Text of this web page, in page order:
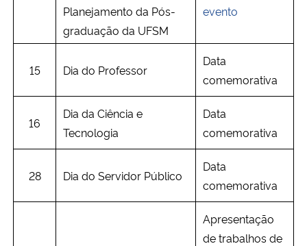
Planejamento da Pós-
graduação da UFSM
evento
15 Dia do Professor
Data
comemorativa
16
Dia da Ciência e
Tecnologia
Data
comemorativa
28 Dia do Servidor Público
Data
comemorativa
Apresentação
de trabalhos de